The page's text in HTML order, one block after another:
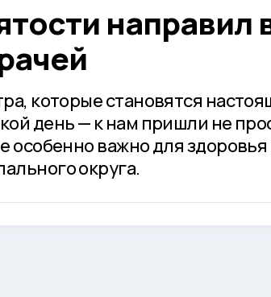
направил
которые становятся
день — к нам пришли не
особенно важно для здоровья
округа.